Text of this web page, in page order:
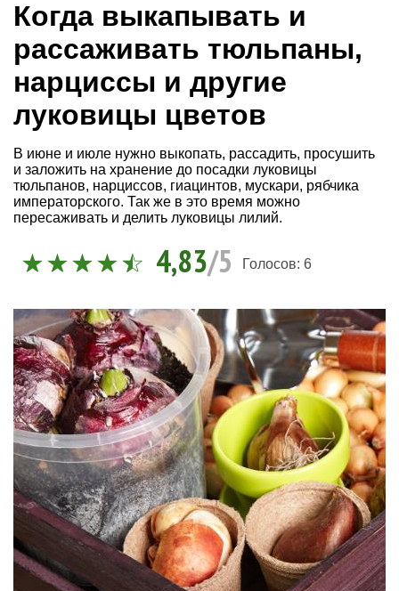
Когда выкапывать и
рассаживать тюльпаны,
нарциссы и другие
луковицы цветов
В июне и июле нужно выкопать, рассадить, просушить
и заложить на хранение до посадки луковицы
тюльпанов, нарциссов, гиацинтов, мускари, рябчика
императорского. Так же в это время можно
пересаживать и делить луковицы лилий.
4,83/5 Голосов: 6